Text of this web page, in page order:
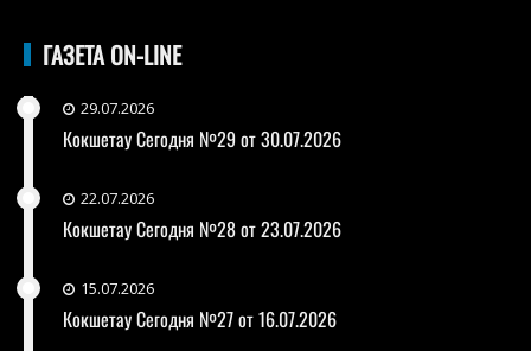
ГАЗЕТА ON-LINE
29.07.2026
Кокшетау Сегодня №29 от 30.07.2026
22.07.2026
Кокшетау Сегодня №28 от 23.07.2026
15.07.2026
Кокшетау Сегодня №27 от 16.07.2026